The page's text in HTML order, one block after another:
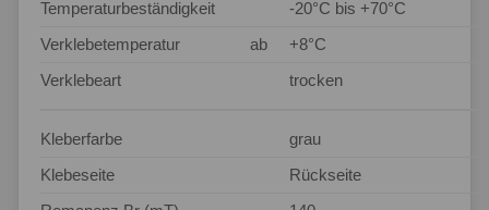
Temperaturbeständigkeit
-20°C bis +70°C
Verklebetemperatur
ab
+8°C
Verklebeart
trocken
Kleberfarbe
grau
Klebeseite
Rückseite